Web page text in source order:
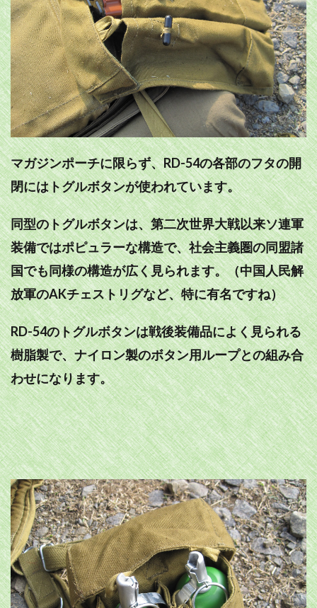
マガジンポーチに限らず、RD-54の各部のフタの開
閉にはトグルボタンが使われています。
同型のトグルボタンは、第二次世界大戦以来ソ連軍
装備ではポピュラーな構造で、社会主義圏の同盟諸
国でも同様の構造が広く見られます。（中国人民解
放軍のAKチェストリグなど、特に有名ですね）
RD-54のトグルボタンは戦後装備品によく見られる
樹脂製で、ナイロン製のボタン用ループとの組み合
わせになります。